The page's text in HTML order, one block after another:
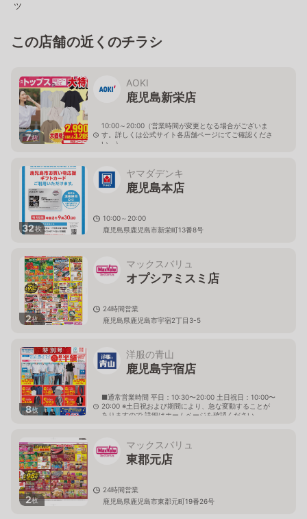
ツ
この店舗の近くのチラシ
7枚
AOKI
鹿児島新栄店
10:00～20:00（営業時間が変更となる場合がございま
す。詳しくは公式サイト各店舗ページにてご確認くださ
い。）
32枚
ヤマダデンキ
鹿児島本店
10:00～20:00
鹿児島県鹿児島市新栄町13番8号
2枚
マックスバリュ
オプシアミスミ店
24時間営業
鹿児島県鹿児島市宇宿2丁目3-5
8枚
洋服の青山
鹿児島宇宿店
■通常営業時間 平日：10:30〜20:00 土日祝日：10:00〜
20:00 ※土日祝および期間により、急な変動することが
ありますので 詳細はホームページを確認ください
2枚
マックスバリュ
東郡元店
24時間営業
鹿児島県鹿児島市東郡元町19番26号